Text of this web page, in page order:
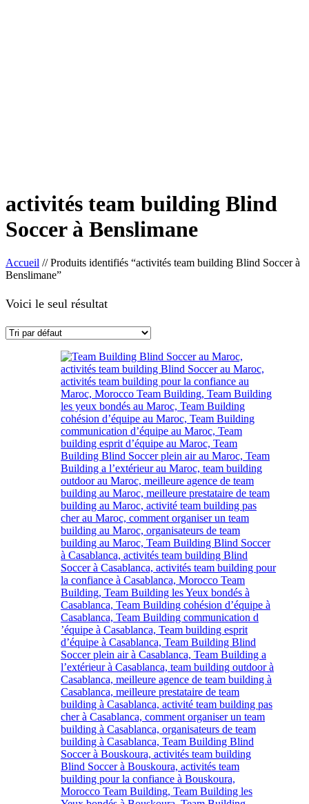
activités team building Blind
Soccer à Benslimane
Accueil //Produits identifiés “activités team building Blind Soccer à
Benslimane”
Voici le seul résultat